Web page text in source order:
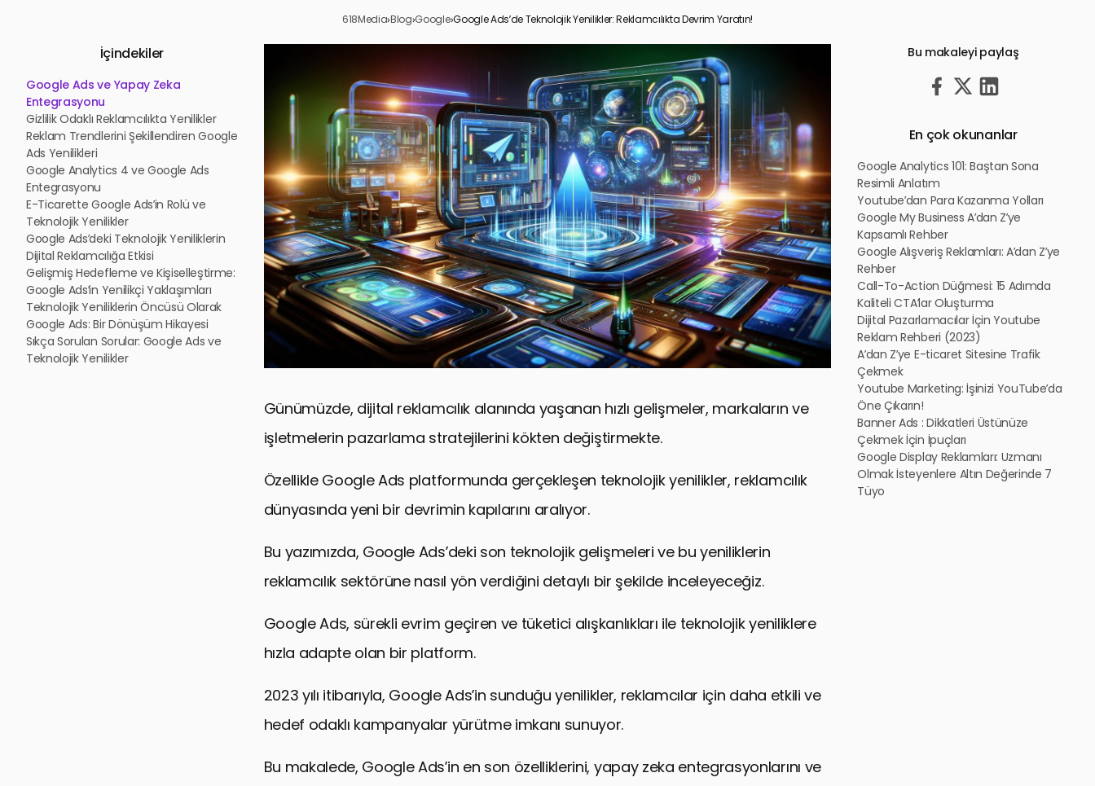
618Media›Blog›Google›Google Ads’de Teknolojik Yenilikler: Reklamcılıkta Devrim Yaratın!
İçindekiler
Google Ads ve Yapay Zeka
Entegrasyonu
Gizlilik Odaklı Reklamcılıkta Yenilikler
Reklam Trendlerini Şekillendiren Google
Ads Yenilikleri
Google Analytics 4 ve Google Ads
Entegrasyonu
E-Ticarette Google Ads’in Rolü ve
Teknolojik Yenilikler
Google Ads’deki Teknolojik Yeniliklerin
Dijital Reklamcılığa Etkisi
Gelişmiş Hedefleme ve Kişiselleştirme:
Google Ads’in Yenilikçi Yaklaşımları
Teknolojik Yeniliklerin Öncüsü Olarak
Google Ads: Bir Dönüşüm Hikayesi
Sıkça Sorulan Sorular: Google Ads ve
Teknolojik Yenilikler
Günümüzde, dijital reklamcılık alanında yaşanan hızlı gelişmeler, markaların ve
işletmelerin pazarlama stratejilerini kökten değiştirmekte.
Özellikle Google Ads platformunda gerçekleşen teknolojik yenilikler, reklamcılık
dünyasında yeni bir devrimin kapılarını aralıyor.
Bu yazımızda, Google Ads’deki son teknolojik gelişmeleri ve bu yeniliklerin
reklamcılık sektörüne nasıl yön verdiğini detaylı bir şekilde inceleyeceğiz.
Google Ads, sürekli evrim geçiren ve tüketici alışkanlıkları ile teknolojik yeniliklere
hızla adapte olan bir platform.
2023 yılı itibarıyla, Google Ads’in sunduğu yenilikler, reklamcılar için daha etkili ve
hedef odaklı kampanyalar yürütme imkanı sunuyor.
Bu makalede, Google Ads’in en son özelliklerini, yapay zeka entegrasyonlarını ve
Bu makaleyi paylaş
En çok okunanlar
Google Analytics 101: Baştan Sona
Resimli Anlatım
Youtube’dan Para Kazanma Yolları
Google My Business A’dan Z’ye
Kapsamlı Rehber
Google Alışveriş Reklamları: A’dan Z’ye
Rehber
Call-To-Action Düğmesi: 15 Adımda
Kaliteli CTA’lar Oluşturma
Dijital Pazarlamacılar İçin Youtube
Reklam Rehberi (2023)
A’dan Z’ye E-ticaret Sitesine Trafik
Çekmek
Youtube Marketing: İşinizi YouTube’da
Öne Çıkarın!
Banner Ads : Dikkatleri Üstünüze
Çekmek İçin İpuçları
Google Display Reklamları: Uzmanı
Olmak İsteyenlere Altın Değerinde 7
Tüyo